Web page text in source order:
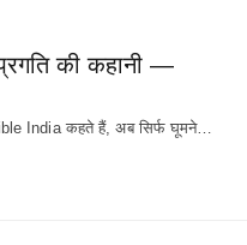
की कहानी —
India कहते हैं, अब सिर्फ घूमने…